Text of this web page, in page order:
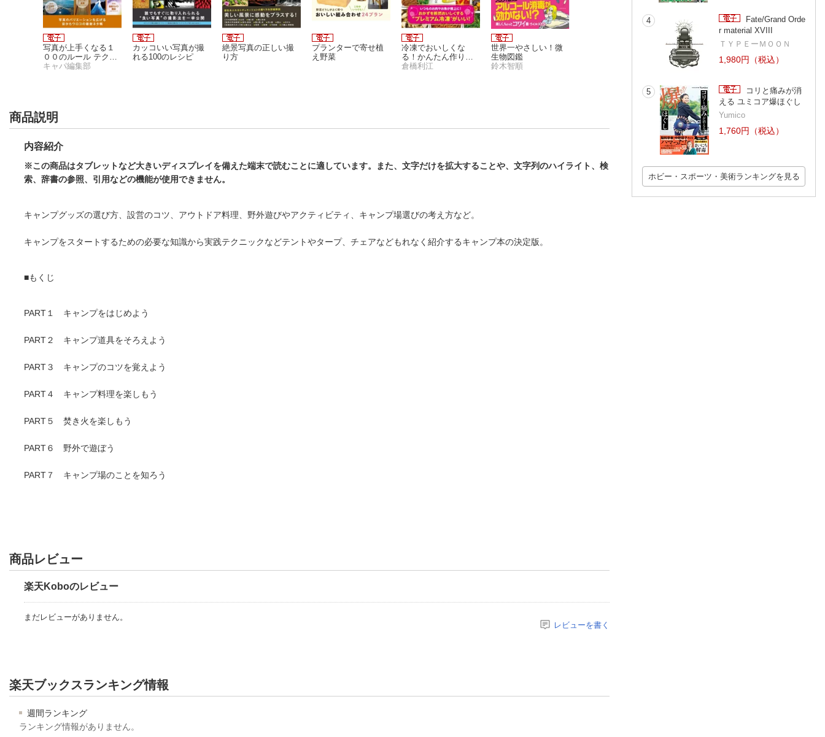
写真が上手くなる１
００のルール テクニ
ック編
キャパ編集部
カッコいい写真が撮
れる100のレシピ
絶景写真の正しい撮
り方
プランターで寄せ植
え野菜
冷凍でおいしくな
る！かんたん作りお
き Premium
倉橋利江
世界一やさしい！微
生物図鑑
鈴木智順
2026年最新改訂版！
ワード/エクセル/パワ
ーポイント 基本の使
本（すぐに使えて、
超役立つ！ Copilotも
解説！）
浦辺制作所
筋活
商品説明
内容紹介
※この商品はタブレットなど大きいディスプレイを備えた端末で読むことに適しています。また、文字だけを拡大することや、文字列のハイライト、検
索、辞書の参照、引用などの機能が使用できません。
キャンプグッズの選び方、設営のコツ、アウトドア料理、野外遊びやアクティビティ、キャンプ場選びの考え方など。
キャンプをスタートするための必要な知識から実践テクニックなどテントやタープ、チェアなどもれなく紹介するキャンプ本の決定版。
■もくじ
PART１ キャンプをはじめよう
PART２ キャンプ道具をそろえよう
PART３ キャンプのコツを覚えよう
PART４ キャンプ料理を楽しもう
PART５ 焚き火を楽しもう
PART６ 野外で遊ぼう
PART７ キャンプ場のことを知ろう
商品レビュー
楽天Koboのレビュー
まだレビューがありません。
レビューを書く
楽天ブックスランキング情報
週間ランキング
ランキング情報がありません。
4
Fate/Grand Orde
r material XVIII
ＴＹＰＥーＭＯＯＮ
1,980円（税込）
5
コリと痛みが消
える ユミコア爆ほぐし
Yumico
1,760円（税込）
ホビー・スポーツ・美術ランキングを見る